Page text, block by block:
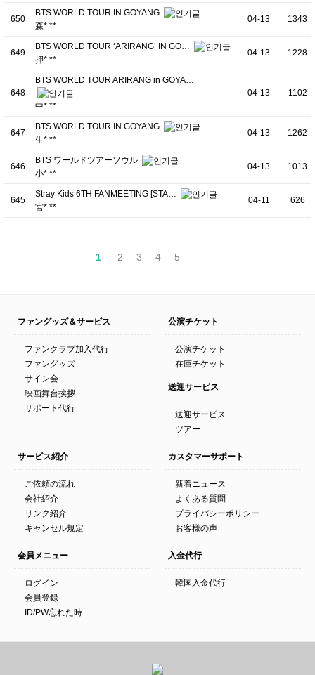
650
BTS WORLD TOUR IN GOYANG
森* **
04-13 1343
649
BTS WORLD TOUR ‘ARIRANG’ IN GO…
押* **
04-13 1228
648
BTS WORLD TOUR ARIRANG in GOYA…
中* **
04-13 1102
647
BTS WORLD TOUR IN GOYANG
生* **
04-13 1262
646
BTS ワールドツアーソウル
小* **
04-13 1013
645
Stray Kids 6TH FANMEETING [STA…
宮* **
04-11 626
1 2 3 4 5
ファングッズ＆サービス
ファンクラブ加入代行
ファングッズ
サイン会
映画舞台挨拶
サポート代行
公演チケット
公演チケット
在庫チケット
送迎サービス
送迎サービス
ツアー
サービス紹介
ご依頼の流れ
会社紹介
リンク紹介
キャンセル規定
カスタマーサポート
新着ニュース
よくある質問
プライバシーポリシー
お客様の声
会員メニュー
ログイン
会員登録
ID/PW忘れた時
入金代行
韓国入金代行